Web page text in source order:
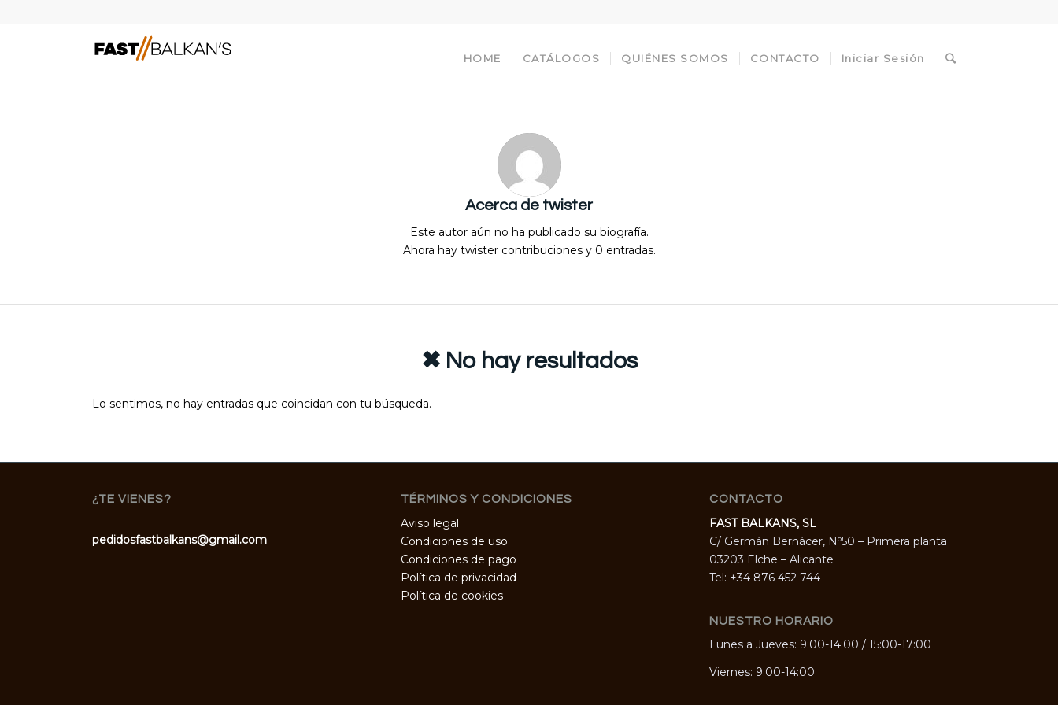
HOME CATÁLOGOS QUIÉNES SOMOS CONTACTO Iniciar Sesión
Acerca de twister
Este autor aún no ha publicado su biografía.
Ahora hay twistercontribuciones y 0 entradas.
✖ No hay resultados
Lo sentimos, no hay entradas que coincidan con tu búsqueda.
¿TE VIENES?
pedidosfastbalkans@gmail.com
TÉRMINOS Y CONDICIONES
Aviso legal
Condiciones de uso
Condiciones de pago
Política de privacidad
Política de cookies
CONTACTO
FAST BALKANS, SL
C/ Germán Bernácer, Nº50 – Primera planta
03203 Elche – Alicante
Tel: +34 876 452 744
NUESTRO HORARIO
Lunes a Jueves: 9:00-14:00 / 15:00-17:00
Viernes: 9:00-14:00